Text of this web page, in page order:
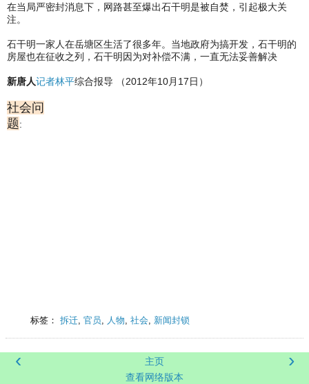
在当局严密封消息下，网路甚至爆出石干明是被自焚，引起极大关
注。
石干明一家人在岳塘区生活了很多年。当地政府为搞开发，石干明的
房屋也在征收之列，石干明因为对补偿不满，一直无法妥善解决
新唐人记者林平综合报导 （2012年10月17日）
社会问
题:
标签： 拆迁 官员 人物 社会 新闻封锁
‹ ›
主页
查看网络版本